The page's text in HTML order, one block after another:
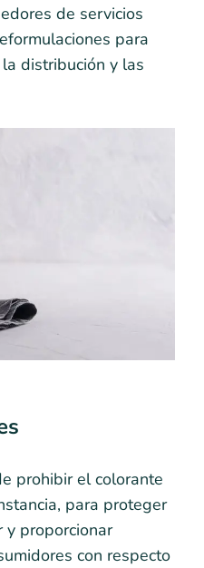
de servicios
para
distribución y las
prohibir el colorante
para proteger
y proporcionar
con respecto